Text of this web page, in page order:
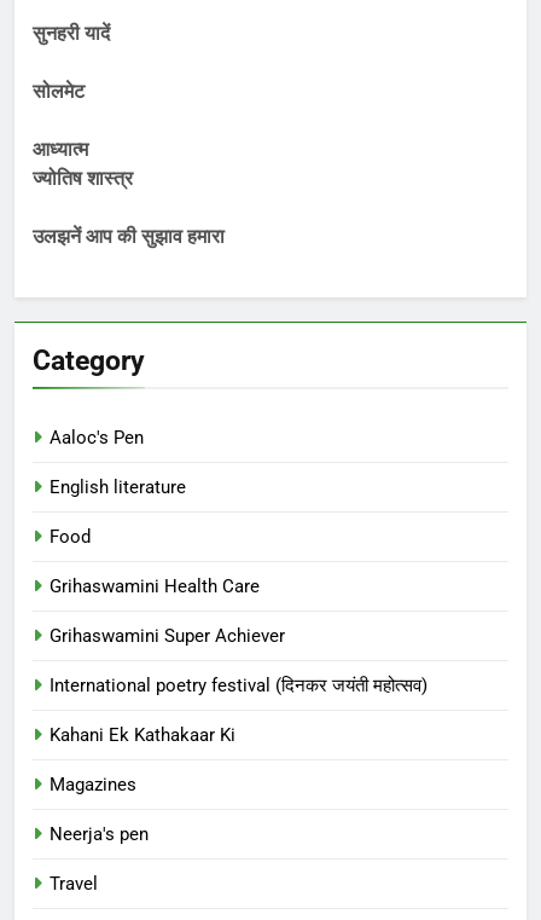
सुनहरी यादें
सोलमेट
आध्यात्म
ज्योतिष शास्त्र
उलझनें आप की सुझाव हमारा
Category
Aaloc's Pen
English literature
Food
Grihaswamini Health Care
Grihaswamini Super Achiever
International poetry festival (दिनकर जयंती महोत्सव)
Kahani Ek Kathakaar Ki
Magazines
Neerja's pen
Travel